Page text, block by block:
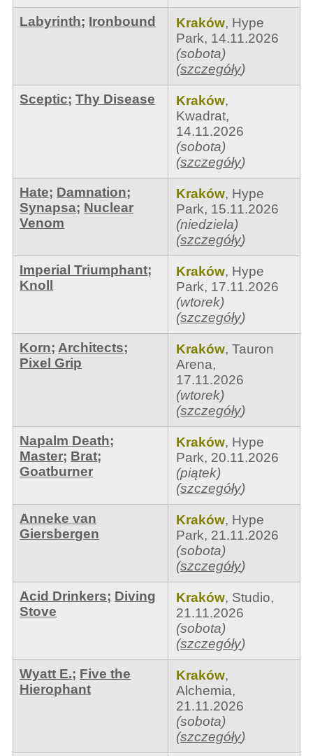
Labyrinth; Ironbound Kraków, Hype
Park, 14.11.2026
(sobota)
(szczegóły)
Sceptic;Thy Disease Kraków,
Kwadrat,
14.11.2026
(sobota)
(szczegóły)
Hate; Damnation;
Synapsa; Nuclear
Venom
Kraków, Hype
Park, 15.11.2026
(niedziela)
(szczegóły)
Imperial Triumphant;
Knoll
Kraków, Hype
Park, 17.11.2026
(wtorek)
(szczegóły)
Korn; Architects;
Pixel Grip
Kraków,Tauron
Arena,
17.11.2026
(wtorek)
(szczegóły)
Napalm Death;
Master; Brat;
Goatburner
Kraków, Hype
Park, 20.11.2026
(piątek)
(szczegóły)
Anneke van
Giersbergen
Kraków, Hype
Park, 21.11.2026
(sobota)
(szczegóły)
Acid Drinkers; Diving
Stove
Kraków, Studio,
21.11.2026
(sobota)
(szczegóły)
Wyatt E.; Five the
Hierophant
Kraków,
Alchemia,
21.11.2026
(sobota)
(szczegóły)